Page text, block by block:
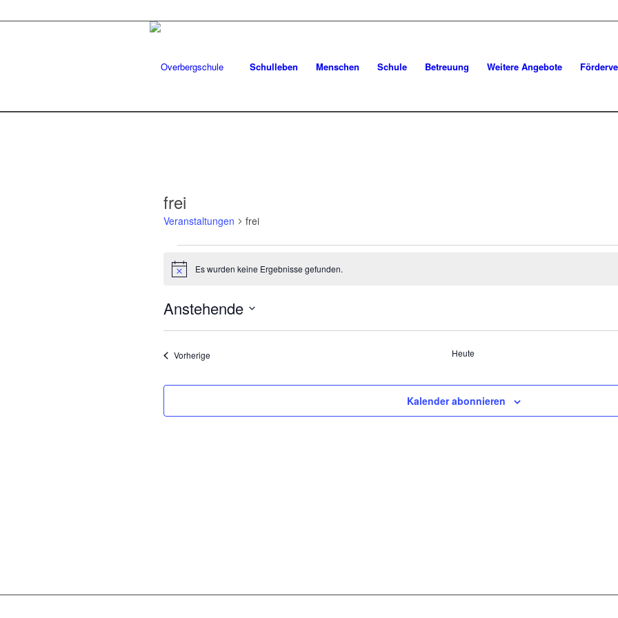
Schulleben Menschen Schule Betreuung Weitere Angebote
frei
Veranstaltungen frei
Veranstaltungen
HinweisEs wurden keine Ergebnisse gefunden.
Anstehende
VorherigeVeranstaltungen Heute
Kalender abonnieren